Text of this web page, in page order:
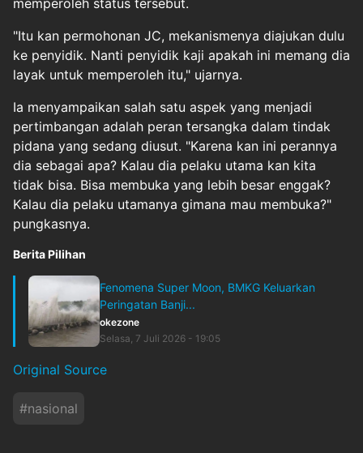
"Itu kan permohonan JC, mekanismenya diajukan dulu
ke penyidik. Nanti penyidik kaji apakah ini memang dia
layak untuk memperoleh itu," ujarnya.
Ia menyampaikan salah satu aspek yang menjadi
pertimbangan adalah peran tersangka dalam tindak
pidana yang sedang diusut. "Karena kan ini perannya
dia sebagai apa? Kalau dia pelaku utama kan kita
tidak bisa. Bisa membuka yang lebih besar enggak?
Kalau dia pelaku utamanya gimana mau membuka?"
pungkasnya.
Berita Pilihan
Fenomena Super Moon, BMKG Keluarkan
Peringatan Banji...
okezone
Selasa, 7 Juli 2026 - 19:05
Original Source
#nasional